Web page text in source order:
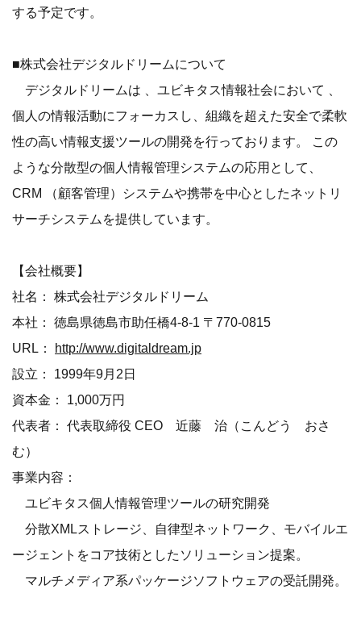
する予定です。
■株式会社デジタルドリームについて
デジタルドリームは 、ユビキタス情報社会において 、
個人の情報活動にフォーカスし、組織を超えた安全で柔軟
性の高い情報支援ツールの開発を行っております。 この
ような分散型の個人情報管理システムの応用として、
CRM （顧客管理）システムや携帯を中心としたネットリ
サーチシステムを提供しています。
【会社概要】
社名： 株式会社デジタルドリーム
本社： 徳島県徳島市助任橋4-8-1 〒770-0815
URL： http://www.digitaldream.jp
設立： 1999年9月2日
資本金： 1,000万円
代表者： 代表取締役 CEO 近藤 治（こんどう おさ
む）
事業内容：
ユビキタス個人情報管理ツールの研究開発
分散XMLストレージ、自律型ネットワーク、モバイルエ
ージェントをコア技術としたソリューション提案。
マルチメディア系パッケージソフトウェアの受託開発。